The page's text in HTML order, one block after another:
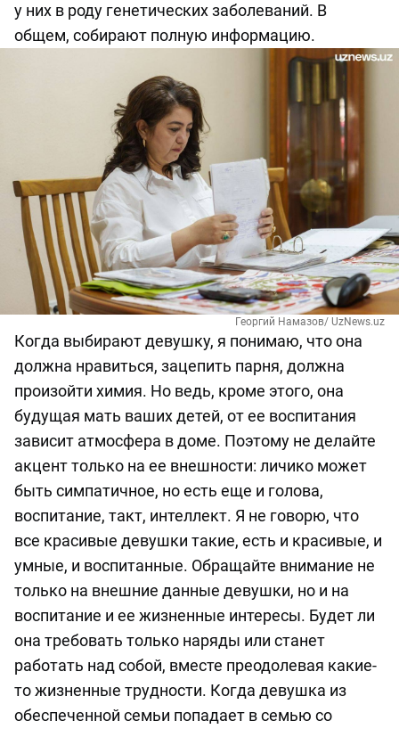
у них в роду генетических заболеваний. В
общем, собирают полную информацию.
Георгий Намазов/ UzNews.uz
Когда выбирают девушку, я понимаю, что она
должна нравиться, зацепить парня, должна
произойти химия. Но ведь, кроме этого, она
будущая мать ваших детей, от ее воспитания
зависит атмосфера в доме. Поэтому не делайте
акцент только на ее внешности: личико может
быть симпатичное, но есть еще и голова,
воспитание, такт, интеллект. Я не говорю, что
все красивые девушки такие, есть и красивые, и
умные, и воспитанные. Обращайте внимание не
только на внешние данные девушки, но и на
воспитание и ее жизненные интересы. Будет ли
она требовать только наряды или станет
работать над собой, вместе преодолевая какие-
то жизненные трудности. Когда девушка из
обеспеченной семьи попадает в семью со